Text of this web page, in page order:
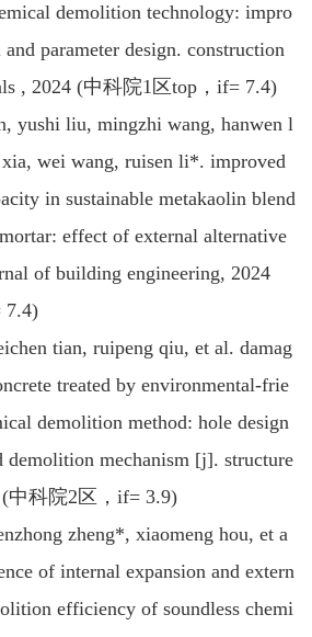
demolition technology: impro
parameter design. construction
, 2024 (中科院1区top，if= 7.4)
liu, mingzhi wang, hanwen l
wei wang, ruisen li*. improved
in sustainable metakaolin blend
effect of external alternative
of building engineering, 2024
7.4)
tian, ruipeng qiu, et al. damag
treated by environmental-frie
demolition method: hole design
demolition mechanism [j]. structure
(中科院2区，if= 3.9)
zheng*, xiaomeng hou, et a
of internal expansion and extern
efficiency of soundless chemi